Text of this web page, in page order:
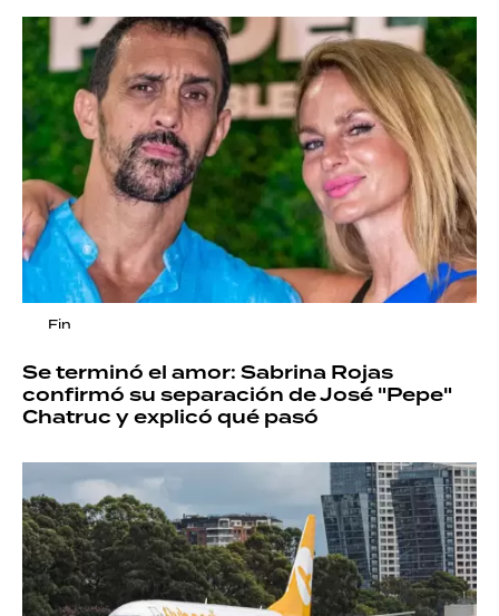
Fin
Se terminó el amor: Sabrina Rojas
confirmó su separación de José "Pepe"
Chatruc y explicó qué pasó